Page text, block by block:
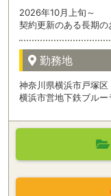
2026年10月上旬～
契約更新のある長期の
勤務地
神奈川県横浜市戸塚
横浜市営地下鉄ブル